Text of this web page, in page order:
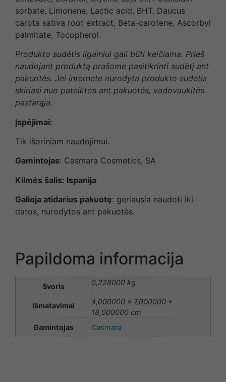
sorbate, Limonene, Lactic acid, BHT, Daucus
carota sativa root extract, Beta-carotene, Ascorbyl
palmitate, Tocopherol.
Produkto sudėtis ilgainiui gali būti keičiama. Prieš
naudojant produktą prašome pasitikrinti sudėtį ant
pakuotės. Jei internete nurodyta produkto sudėtis
skiriasi nuo pateiktos ant pakuotės, vadovaukitės
pastarąja.
Įspėjimai:
Tik išoriniam naudojimui.
Gamintojas: Casmara Cosmetics, SA
Kilmės šalis: Ispanija
Galioja atidarius pakuotę: geriausia naudoti iki
datos, nurodytos ant pakuotės.
Papildoma informacija
Svoris 0,228000 kg
Išmatavimai
4,000000 × 7,000000 ×
18,000000 cm
Gamintojas
Casmara